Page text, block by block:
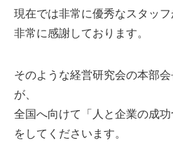
現在では非常に優秀なスタッフ
非常に感謝しております。
そのような経営研究会の本部
が、
全国へ向けて「人と企業の成
をしてくださいます。